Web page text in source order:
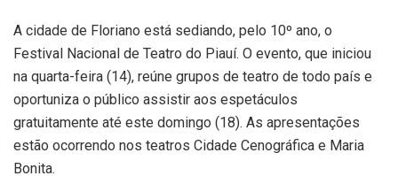
A cidade de Floriano está sediando, pelo 10º ano, o
Festival Nacional de Teatro do Piauí. O evento, que iniciou
na quarta-feira (14), reúne grupos de teatro de todo país e
oportuniza o público assistir aos espetáculos
gratuitamente até este domingo (18). As apresentações
estão ocorrendo nos teatros Cidade Cenográfica e Maria
Bonita.